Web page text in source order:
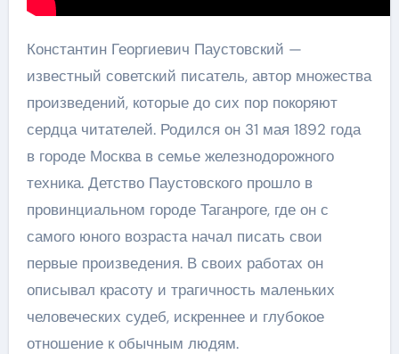
Константин Георгиевич Паустовский —
известный советский писатель, автор множества
произведений, которые до сих пор покоряют
сердца читателей. Родился он 31 мая 1892 года
в городе Москва в семье железнодорожного
техника. Детство Паустовского прошло в
провинциальном городе Таганроге, где он с
самого юного возраста начал писать свои
первые произведения. В своих работах он
описывал красоту и трагичность маленьких
человеческих судеб, искреннее и глубокое
отношение к обычным людям.